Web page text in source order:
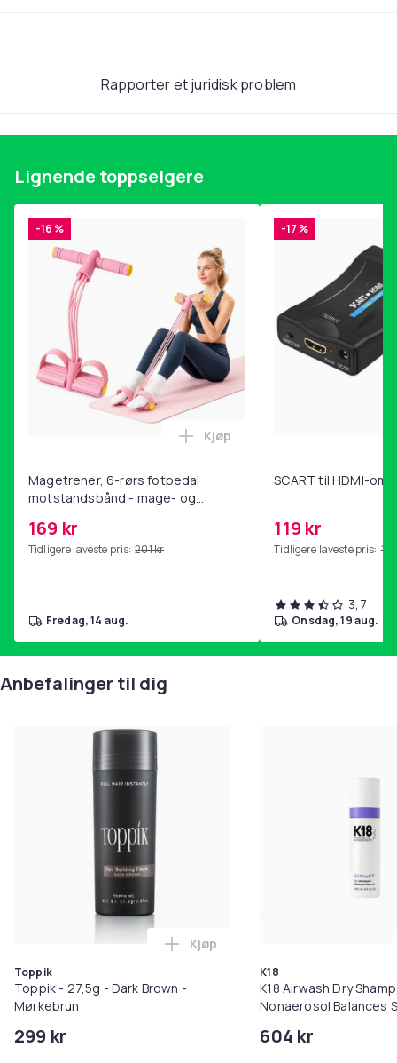
Den lette konstruksjonen beskytter effektivt mot riper
Spesifikasjoner:
Motiv: Queen
(Eksklusivt trykk utviklet av oss)
Passer: Samsung Galaxy S23 Plus
Materiale:Slitesterk hardplast
Egenskaper:Tynt design, nøyaktig passform,
beskytter mot støt og smuss
Vekt, gram
Artikkel nr.
9140a3bc-18b3-4564-97eb-ec1a4aacaba5
Rapporter et juridisk problem
Lignende toppselgere
-16 %
Magetrener, 6-rørs fotpedal
motstandsbånd - mage- og
hjemmegymnastikk Pink
169 kr
Tidligere laveste pris: 201 kr
Legg Magetrener, 6-rørs
Kjøp
fredag, 14 aug.
-17 %
SCART til HDMI-
119 kr
Tidligere laveste pris:
3,7
onsdag, 19 aug.
Anbefalinger til dig
Toppik
Toppik - 27,5g - Dark Brown -
Mørkebrun
299 kr
Legg Toppik - 27,5g - Dark
Kjøp
K18
K18 Airwash Dry
Nonaerosol Balances
604 kr